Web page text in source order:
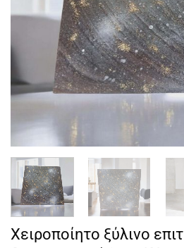
Χειροποίητο ξύλινο